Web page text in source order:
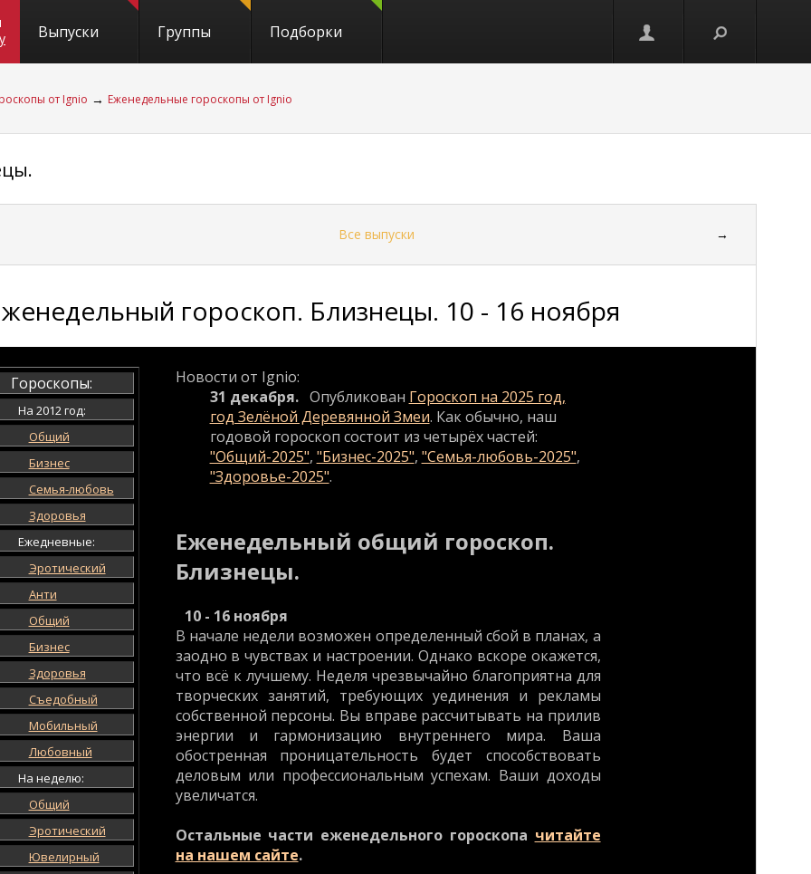
Выпуски Группы Подборки
от Ignio → Еженедельные гороскопы от Ignio
Все выпуски →
гороскоп. Близнецы. 10 - 16 ноября
Гороскопы:
На 2012 год:
Общий
Бизнес
Семья-любовь
Здоровья
Ежедневные:
Эротический
Анти
Общий
Бизнес
Здоровья
Съедобный
Мобильный
Любовный
На неделю:
Общий
Эротический
Ювелирный
Новости от Ignio:
31 декабря.Опубликован Гороскоп на 2025 год,
год Зелёной Деревянной Змеи. Как обычно, наш
годовой гороскоп состоит из четырёх частей:
"Общий-2025", "Бизнес-2025", "Семья-любовь-2025",
"Здоровье-2025".
Еженедельный общий гороскоп.
Близнецы.
10 - 16 ноября
В начале недели возможен определенный сбой в планах, а
заодно в чувствах и настроении. Однако вскоре окажется,
что всё к лучшему. Неделя чрезвычайно благоприятна для
творческих занятий, требующих уединения и рекламы
собственной персоны. Вы вправе рассчитывать на прилив
энергии и гармонизацию внутреннего мира. Ваша
обостренная проницательность будет способствовать
деловым или профессиональным успехам. Ваши доходы
увеличатся.
Остальные части еженедельного гороскопа читайте
на нашем сайте.